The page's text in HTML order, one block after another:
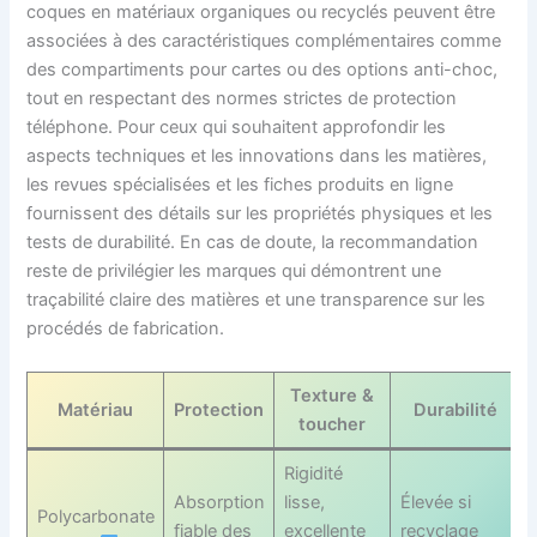
coques en matériaux organiques ou recyclés peuvent être
associées à des caractéristiques complémentaires comme
des compartiments pour cartes ou des options anti-choc,
tout en respectant des normes strictes de protection
téléphone. Pour ceux qui souhaitent approfondir les
aspects techniques et les innovations dans les matières,
les revues spécialisées et les fiches produits en ligne
fournissent des détails sur les propriétés physiques et les
tests de durabilité. En cas de doute, la recommandation
reste de privilégier les marques qui démontrent une
traçabilité claire des matières et une transparence sur les
procédés de fabrication.
Matériau Protection
Texture &
toucher
Durabilité
Polycarbonate
Absorption
fiable des
Rigidité
lisse,
excellente
Élevée si
recyclage